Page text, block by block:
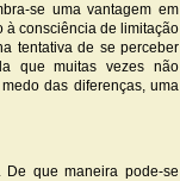
se uma vantagem em
à consciência de limitação
tentativa de se perceber
que muitas vezes não
das diferenças, uma
que maneira pode-se